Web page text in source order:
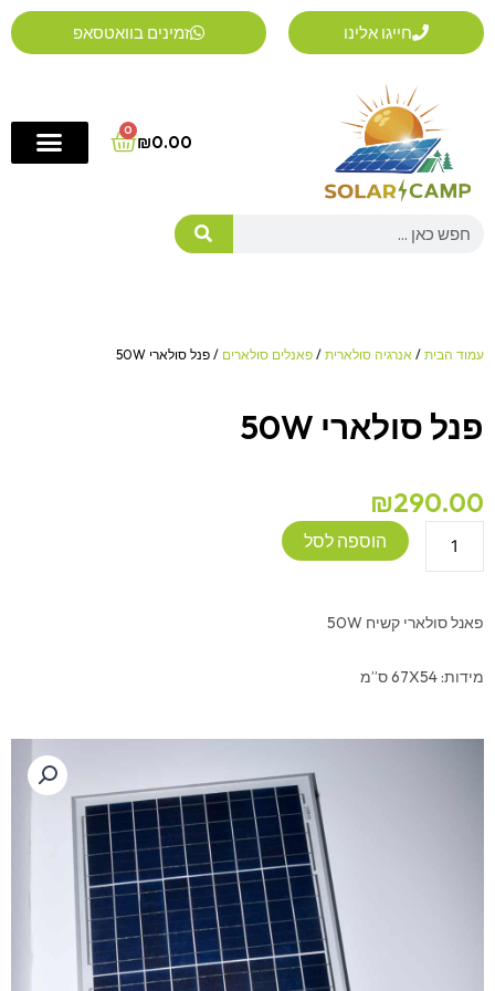
דילוג
לתוכן
חייגו אלינו זמינים בוואטסאפ
₪0.00
0
Cart
Search
עמוד הבית / אנרגיה סולארית / פאנלים סולארים / פנל סולארי 50W
פנל סולארי 50W
₪290.00
סולארי
הוספה לסל
פאנל סולארי קשיח 50W
מידות: 67X54 ס”מ